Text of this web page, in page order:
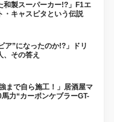
和製スーパーカー!?」F1エ
・キャスピタという伝説
ア”になったのか!?」ドリ
、その答え
まで自ら施工！」居酒屋マ
力“カーボンケブラーGT-